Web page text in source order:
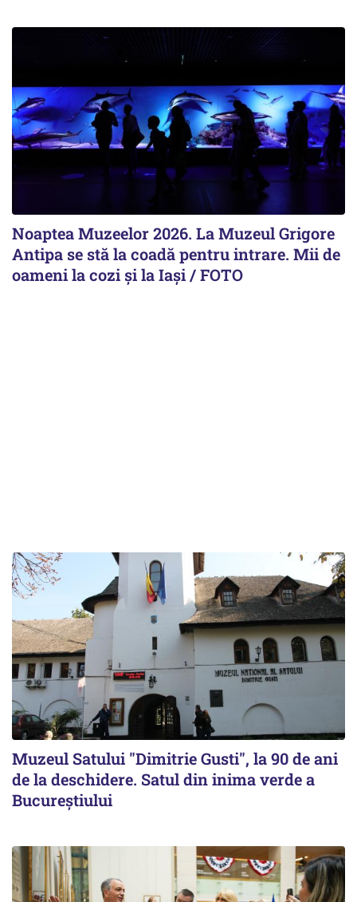
Noaptea Muzeelor 2026. La Muzeul Grigore
Antipa se stă la coadă pentru intrare. Mii de
oameni la cozi şi la Iaşi / FOTO
Muzeul Satului "Dimitrie Gusti", la 90 de ani
de la deschidere. Satul din inima verde a
Bucureștiului